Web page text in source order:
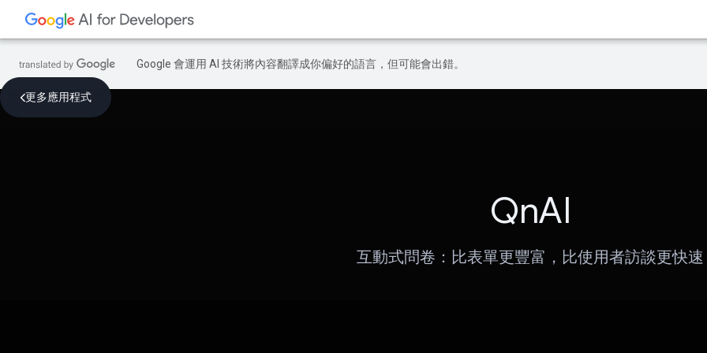
Google 會運用 AI 技術將內容翻譯成你偏好的語言，但可能會出錯。
更多應用程式
QnAI
互動式問卷：比表單更豐富，比使用者訪談更快速